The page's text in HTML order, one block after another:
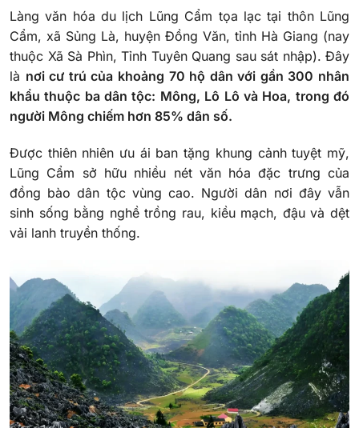
Làng văn hóa du lịch Lũng Cẩm tọa lạc tại thôn Lũng
Cẩm, xã Sủng Là, huyện Đồng Văn, tỉnh Hà Giang (nay
thuộc Xã Sà Phìn, Tỉnh Tuyên Quang sau sát nhập). Đây
là nơi cư trú của khoảng 70 hộ dân với gần 300 nhân
khẩu thuộc ba dân tộc: Mông, Lô Lô và Hoa, trong đó
người Mông chiếm hơn 85% dân số.
Được thiên nhiên ưu ái ban tặng khung cảnh tuyệt mỹ,
Lũng Cẩm sở hữu nhiều nét văn hóa đặc trưng của
đồng bào dân tộc vùng cao. Người dân nơi đây vẫn
sinh sống bằng nghề trồng rau, kiều mạch, đậu và dệt
vải lanh truyền thống.